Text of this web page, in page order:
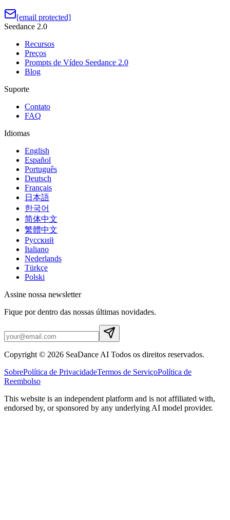
[email protected]
Seedance 2.0
Recursos
Preços
Prompts de Vídeo Seedance 2.0
Blog
Suporte
Contato
FAQ
Idiomas
English
Español
Português
Deutsch
Français
日本語
한국어
简体中文
繁體中文
Русский
Italiano
Nederlands
Türkçe
Polski
Assine nossa newsletter
Fique por dentro das nossas últimas novidades.
Copyright © 2026 SeaDance AI Todos os direitos reservados.
SobrePolítica de PrivacidadeTermos de ServiçoPolítica de
Reembolso
This website is an independent platform and is not affiliated with,
endorsed by, or sponsored by any underlying AI model provider.